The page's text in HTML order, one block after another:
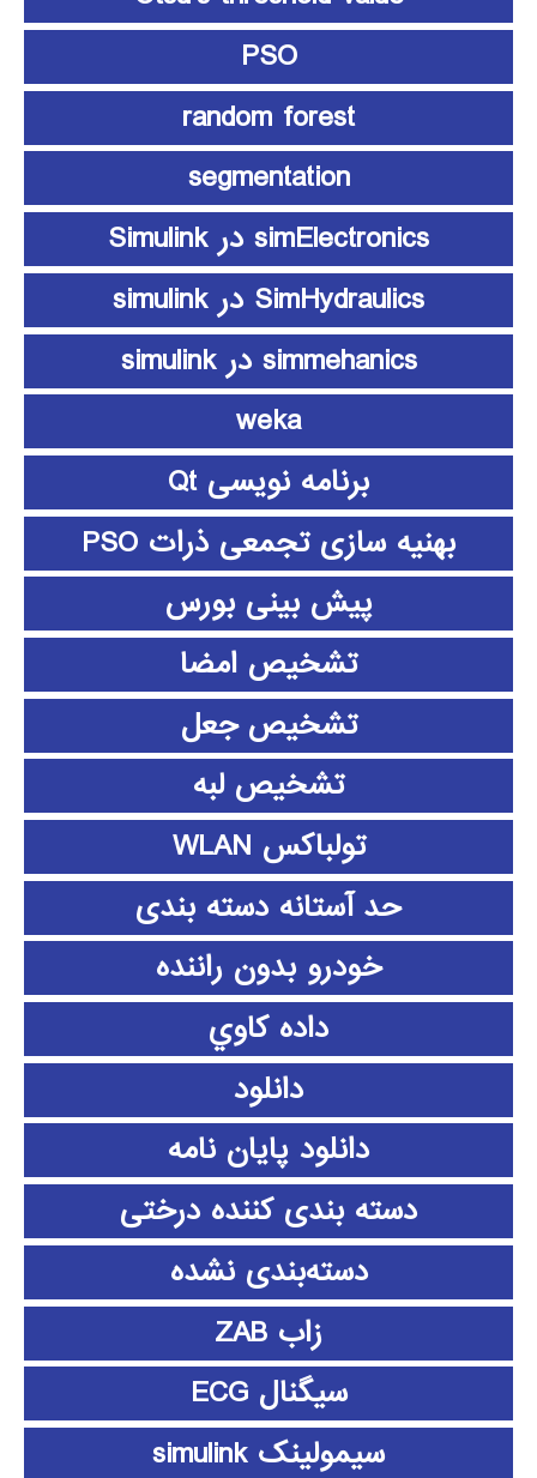
PSO
random forest
segmentation
simElectronics در Simulink
SimHydraulics در simulink
simmehanics در simulink
weka
برنامه نویسی Qt
بهنیه سازی تجمعی ذرات PSO
پیش بینی بورس
تشخیص امضا
تشخیص جعل
تشخیص لبه
تولباکس WLAN
حد آستانه دسته بندی
خودرو بدون راننده
داده كاوي
دانلود
دانلود پايان نامه
دسته بندی کننده درختی
دسته‌بندی نشده
زاب ZAB
سیگنال ECG
سیمولینک simulink